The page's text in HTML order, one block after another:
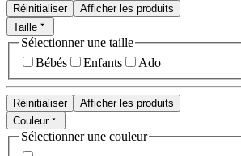
Réinitialiser
Afficher les produits
Taille
Sélectionner une taille
Bébés
Enfants Ado
Réinitialiser
Afficher les produits
Couleur
Sélectionner une couleur